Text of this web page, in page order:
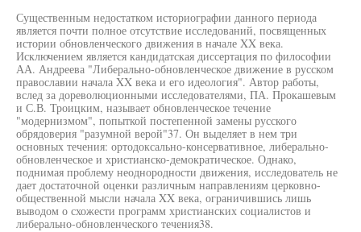
Существенным недостатком историографии данного периода
является почти полное отсутствие исследований, посвященных
истории обновленческого движения в начале XX века.
Исключением является кандидатская диссертация по философии
АА. Андреева "Либерально-обновленческое движение в русском
православии начала XX века и его идеология". Автор работы,
вслед за дореволюционными исследователями, ПА. Прокашевым
и С.В. Троицким, называет обновленческое течение
"модернизмом", попыткой постепенной замены русского
обрядоверия "разумной верой"37. Он выделяет в нем три
основных течения: ортодоксально-консервативное, либерально-
обновленческое и христианско-демократическое. Однако,
поднимая проблему неоднородности движения, исследователь не
дает достаточной оценки различным направлениям церковно-
общественной мысли начала XX века, ограничившись лишь
выводом о схожести программ христианских социалистов и
либерально-обновленческого течения38.